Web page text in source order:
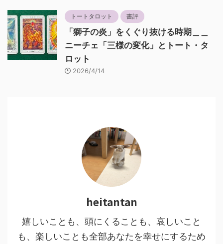
トートタロット 書評
「獅子の炎」をくぐり抜ける時期＿＿
ニーチェ「三様の変化」とトート・タ
ロット
2026/4/14
heitantan
嬉しいことも、頭にくることも、哀しいこと
も、楽しいことも全部あなたを幸せにするため